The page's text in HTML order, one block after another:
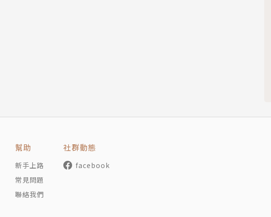
《阿鼻劍》，又曾經是《刺客列傳》的讀者，所以他給自己留了
劇作家，這就是阿鼻劍的起源……
幫助
新手上路
常見問題
聯絡我們
社群動態
facebook